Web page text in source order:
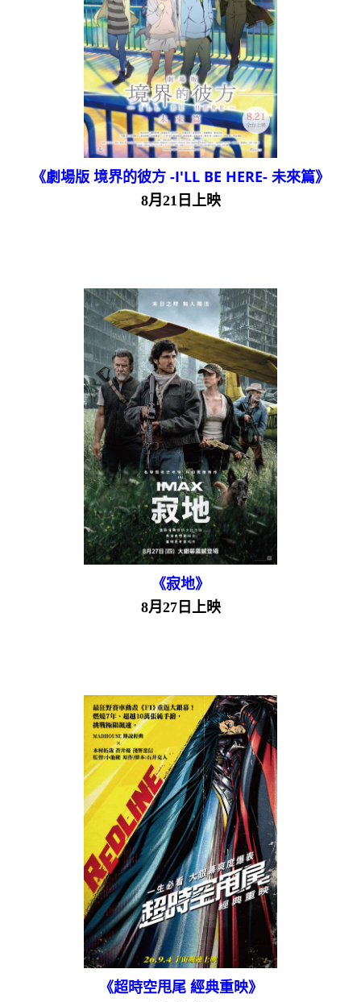
《劇場版 境界的彼方 -I'LL BE HERE- 未來篇》
8月21日上映
《寂地》
8月27日上映
《超時空甩尾 經典重映》